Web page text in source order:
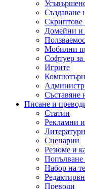
Създаване
Скриптове
Домейни и
Мобилни
Софтуер
Игрите
Съставяне
Писане и
Статии
Рекламни и
Сценарии
Резюме и
Попълване
Набор на
Преводи